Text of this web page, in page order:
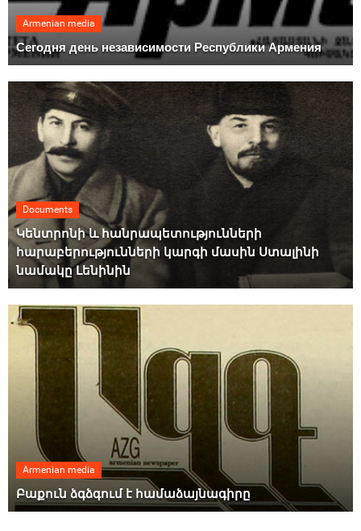
Armenian media
Сегодня день независимости Республики Армения
Documents
Կենտրոնի և հանրապետությունների
հարաբերությունների կարգի մասին Ստալինի
նամակը Լենինին
Armenian media
Բաքուն ձգձգում է համաձայնագիրը